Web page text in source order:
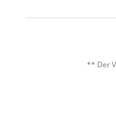
** Der